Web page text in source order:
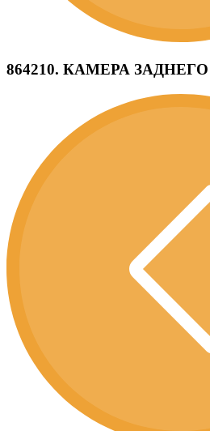
864210. КАМЕРА